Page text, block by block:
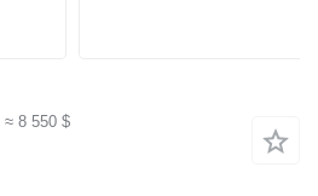
≈ 8 550 $